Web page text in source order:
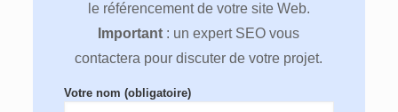
le référencement de votre site Web.
Important : un expert SEO vous
contactera pour discuter de votre projet.
Votre nom (obligatoire)